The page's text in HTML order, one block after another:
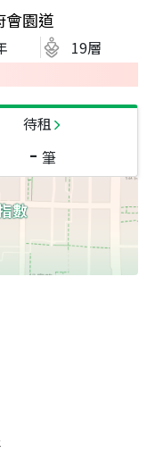
會園道
19層
待租
- 筆